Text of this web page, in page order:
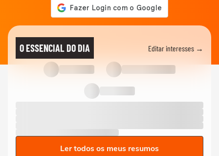
O ESSENCIAL DO DIA Editar interesses →
Ler todos os meus resumos